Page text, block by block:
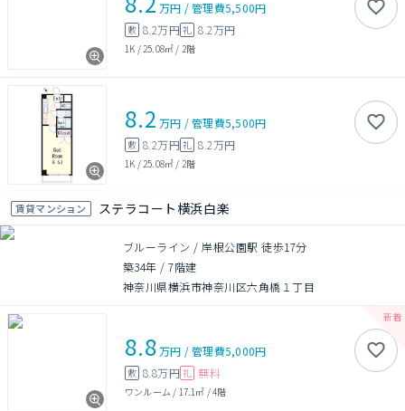
万円 /管理費5,500円
敷 8.2万円礼 8.2万円
1K / 25.08㎡ / 2階
8.2 万円 /管理費5,500円
敷 8.2万円礼 8.2万円
1K / 25.08㎡ / 2階
賃貸マンション ステラコート横浜白楽
ブルーライン / 岸根公園駅 徒歩17分
築34年 /7階建
神奈川県横浜市神奈川区六角橋１丁目
8.8万円 /管理費5,000円
敷 8.8万円 礼 無料
ワンルーム / 17.1㎡ /4階